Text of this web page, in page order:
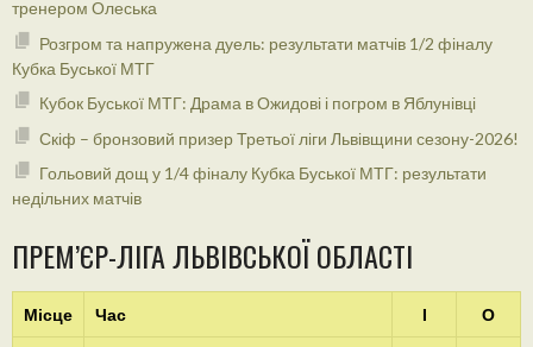
тренером Олеська
Розгром та напружена дуель: результати матчів 1/2 фіналу
Кубка Буської МТГ
Кубок Буської МТГ: Драма в Ожидові і погром в Яблунівці
Скіф – бронзовий призер Третьої ліги Львівщини сезону-2026!
Гольовий дощ у 1/4 фіналу Кубка Буської МТГ: результати
недільних матчів
ПРЕМ’ЄР-ЛІГА ЛЬВІВСЬКОЇ ОБЛАСТІ
Місце Час І О